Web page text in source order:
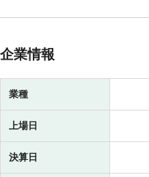
企業情報
業種
上場日
決算日